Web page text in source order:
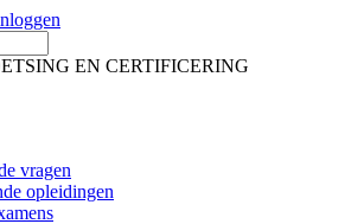
EN CERTIFICERING
vragen
opleidingen